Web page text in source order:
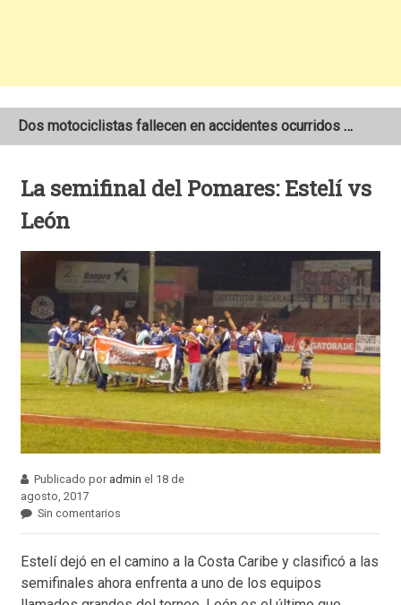
Dos motociclistas fallecen en accidentes ocurridos en la Carretera Nueva a León
NOAA mantiene pronóstico de una temporada de huracanes por debajo de lo normal en el Atlántico
La semifinal del Pomares: Estelí vs
León
Publicado por admin el 18 de
agosto, 2017
Sin comentarios
Estelí dejó en el camino a la Costa Caribe y clasificó a las
semifinales ahora enfrenta a uno de los equipos